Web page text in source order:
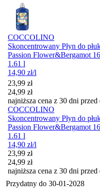
COCCOLINO
Skoncentrowany Płyn do
Passion Flower&Bergamot
1.61 l
14,90 zł/l
Cena promocyjna
23,99 zł
24,99 zł
najniższa cena z 30 dni przed
COCCOLINO
Skoncentrowany Płyn do
Passion Flower&Bergamot
1.61 l
14,90 zł/l
Cena promocyjna
23,99 zł
24,99 zł
najniższa cena z 30 dni przed
Przydatny do 30-01-2028